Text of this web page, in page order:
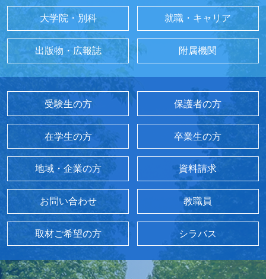
大学院・別科 就職・キャリア
出版物・広報誌 附属機関
受験生の方 保護者の方
在学生の方 卒業生の方
地域・企業の方 資料請求
お問い合わせ 教職員
取材ご希望の方 シラバス